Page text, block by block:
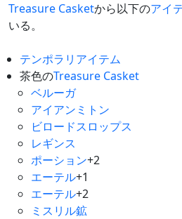
Treasure Casketから以下のアイ
いる。
テンポラリアイテム
茶色のTreasure Casket
ベルーガ
アイアンミトン
ビロードスロップス
レギンス
ポーション+2
エーテル+1
エーテル+2
ミスリル鉱